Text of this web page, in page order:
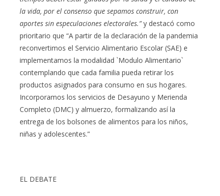
la vida, por el consenso que sepamos construir, con
aportes sin especulaciones electorales.”y destacó como
prioritario que “A partir de la declaración de la pandemia
reconvertimos el Servicio Alimentario Escolar (SAE) e
implementamos la modalidad `Modulo Alimentario`
contemplando que cada familia pueda retirar los
productos asignados para consumo en sus hogares.
Incorporamos los servicios de Desayuno y Merienda
Completo (DMC) y almuerzo, formalizando así la
entrega de los bolsones de alimentos para los niños,
niñas y adolescentes.”
EL DEBATE